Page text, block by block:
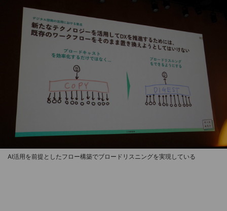
AI活用を前提としたフロー構築でブロードリスニングを実現している